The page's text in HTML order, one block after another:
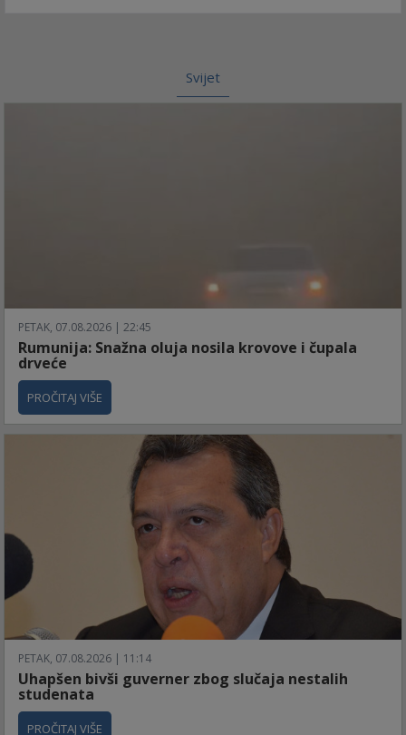
Svijet
PETAK, 07.08.2026 | 22:45
Rumunija: Snažna oluja nosila krovove i čupala
drveće
PROČITAJ VIŠE
PETAK, 07.08.2026 | 11:14
Uhapšen bivši guverner zbog slučaja nestalih
studenata
PROČITAJ VIŠE